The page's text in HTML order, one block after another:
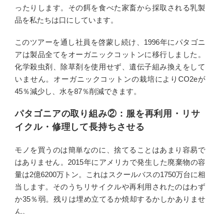
ったりします。その餌を食べた家畜から採取される乳製
品を私たちは口にしています。
このツアーを通し社員を啓蒙し続け、1996年にパタゴニ
アは製品全てをオーガニックコットンに移行しました。
化学殺虫剤、除草剤を使用せず、遺伝子組み換えをして
いません。オーガニックコットンの栽培によりCO2eが
45％減少し、水を87％削減できます。
パタゴニアの取り組み②：服を再利用・リサ
イクル・修理して長持ちさせる
モノを買うのは簡単なのに、捨てることはあまり容易で
はありません。2015年にアメリカで発生した廃棄物の容
量は2億6200万トン。これはスクールバスの1750万台に相
当します。そのうちリサイクルや再利用されたのはわず
か35％弱。残りは埋め立てるか焼却するかしかありませ
ん。